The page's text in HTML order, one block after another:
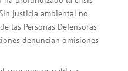
justicia ambiental no
las Personas Defensoras
denuncian omisiones